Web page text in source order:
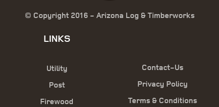
© Copyright 2016 - Arizona Log & Timberworks
LINKS
Utility
Post
Firewood
Contact-Us
Privacy Policy
Terms & Conditions